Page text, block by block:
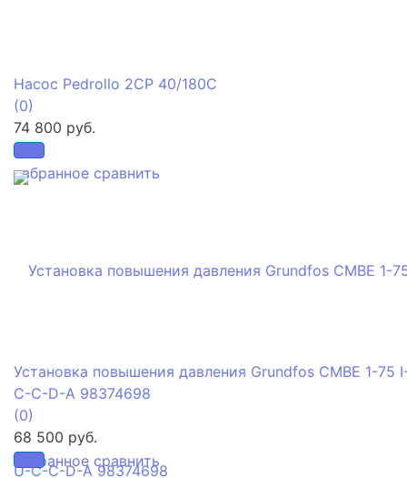
избранное сравнить
Насос Pedrollo 2CP 40/180C
(0)
74 800 руб.
избранное сравнить
Установка повышения давления Grundfos CMBE 1-75
C-C-D-A 98374698
(0)
68 500 руб.